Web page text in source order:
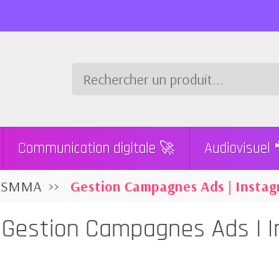
Communication digitale 🚀 Audiovisuel
Gestion Campagnes Ads |
Gestion Campagnes Ads |